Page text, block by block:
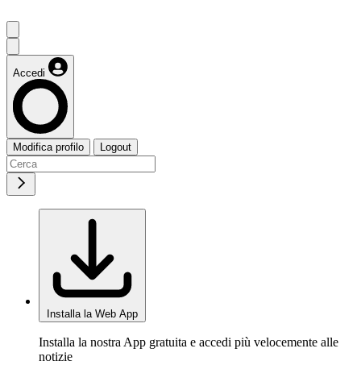
Accedi
Modifica profilo Logout
Installa la Web App
Installa la nostra App gratuita e accedi più velocemente alle
notizie